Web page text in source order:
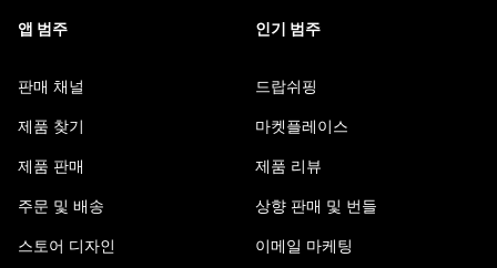
앱 범주
판매 채널
제품 찾기
제품 판매
주문 및 배송
스토어 디자인
인기 범주
드랍쉬핑
마켓플레이스
제품 리뷰
상향 판매 및 번들
이메일 마케팅